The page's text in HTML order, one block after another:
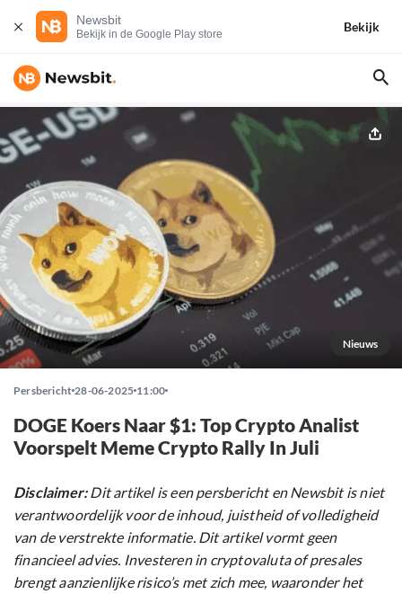
Newsbit
Bekijk in de Google Play store
Bekijk
Nieuws
Persbericht 28-06-2025 11:00
DOGE Koers Naar $1: Top Crypto Analist
Voorspelt Meme Crypto Rally In Juli
Disclaimer:Dit artikel is een persbericht en Newsbit is niet
verantwoordelijk voor de inhoud, juistheid of volledigheid
van de verstrekte informatie. Dit artikel vormt geen
financieel advies. Investeren in cryptovaluta of presales
brengt aanzienlijke risico’s met zich mee, waaronder het